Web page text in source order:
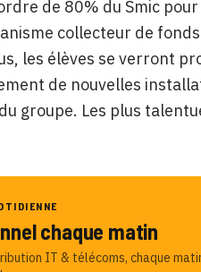
de 80% du Smic
collecteur de
les élèves se verront
de nouvelles
groupe. Les plus
chaque matin
IT & télécoms, chaque